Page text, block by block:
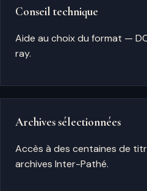
Conseil technique
Aide au choix du format —
ray.
Archives sélectionnées
Accès à des centaines de
archives Inter-Pathé.